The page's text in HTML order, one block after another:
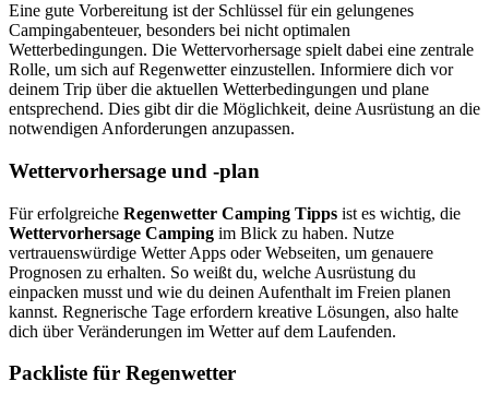
Eine gute Vorbereitung ist der Schlüssel für ein gelungenes
Campingabenteuer, besonders bei nicht optimalen
Wetterbedingungen. Die Wettervorhersage spielt dabei eine zentrale
Rolle, um sich auf Regenwetter einzustellen. Informiere dich vor
deinem Trip über die aktuellen Wetterbedingungen und plane
entsprechend. Dies gibt dir die Möglichkeit, deine Ausrüstung an die
notwendigen Anforderungen anzupassen.
Wettervorhersage und -plan
Für erfolgreiche Regenwetter Camping Tipps ist es wichtig, die
Wettervorhersage Camping im Blick zu haben. Nutze
vertrauenswürdige Wetter Apps oder Webseiten, um genauere
Prognosen zu erhalten. So weißt du, welche Ausrüstung du
einpacken musst und wie du deinen Aufenthalt im Freien planen
kannst. Regnerische Tage erfordern kreative Lösungen, also halte
dich über Veränderungen im Wetter auf dem Laufenden.
Packliste für Regenwetter